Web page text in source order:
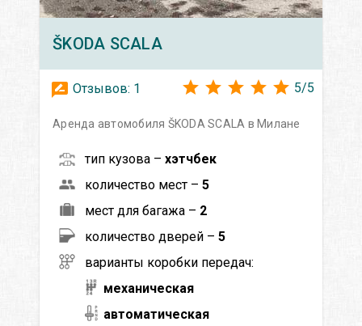
ŠKODA SCALA
Отзывов: 1 5/5
Аренда автомобиля ŠKODA SCALA в Милане
тип кузова – хэтчбек
количество мест – 5
мест для багажа – 2
количество дверей – 5
варианты коробки передач:
механическая
автоматическая